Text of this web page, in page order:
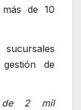
más de 10
de
de 2 mil